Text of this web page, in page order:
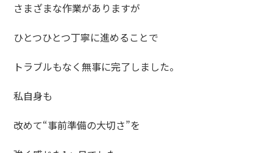
さまざまな作業がありますが
ひとつひとつ丁寧に進めることで
トラブルもなく無事に完了しました。
私自身も
改めて“事前準備の大切さ”を